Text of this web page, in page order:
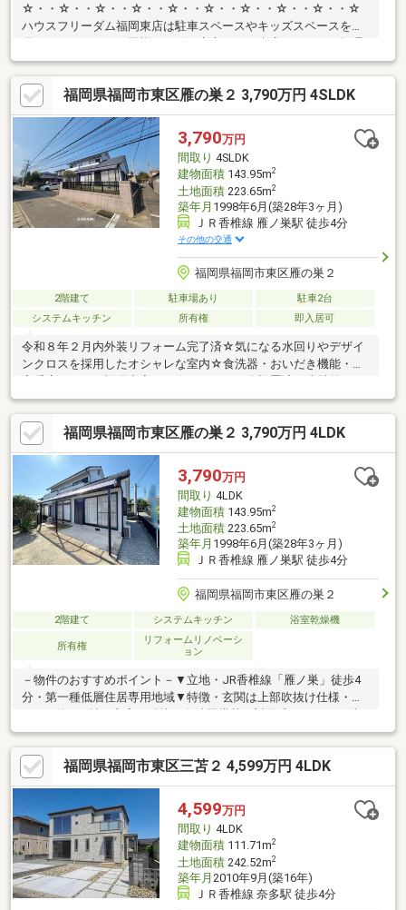
☆・・☆・・☆・・☆・・☆・・☆・・☆・・☆・・☆・・☆
ハウスフリーダム福岡東店は駐車スペースやキッズスペースを完
土日祝はおうち探しフェア開催中！要望等が固まっていない方も
是非ご来店ください！家づくりの説明や注文住宅、リフォームに
関しても予算を含めてわかりやすくご説明させていただきます。
SUUMOからのご予約後、来店時に簡単なアンケート記入で、
Amazonギフト1000円分贈呈♪また来店されたお客様全員にお菓子
詰め放題プレゼント♪☆・・☆・・☆・・☆・・☆・・☆・・
☆・・☆・・☆・・☆
福岡県福岡市東区雁の巣２ 3,790万円 4SLDK
3,790万円
間取り 4SLDK
建物面積143.95m2
土地面積223.65m2
築年月 1998年6月(築28年3ヶ月)
ＪＲ香椎線 雁ノ巣駅 徒歩4分
その他の交通
福岡県福岡市東区雁の巣２
2階建て 駐車場あり
駐車2台
システムキッチン
所有権 即入居可
令和８年２月内外装リフォーム完了済☆気になる水回りやデザイ
ンクロスを採用したオシャレな室内☆食洗器・おいだき機能・浴
坪！建物約１４３平米！広い敷地と、広い住宅は要CHECKです♪
お庭スペースもあるので、ペットとの時間♪子供との時間♪奥様旦
那様の趣味の時間♪など利用用途様々☆玄関は広い吹き抜けにな
っており開放的な空間となっております！住宅ローンのご相談も
承っております♪地元の会社だからこそお客様に寄り添って誠心誠
意ご対応させていただきます♪お気軽にお問い合わせください☆
福岡県福岡市東区雁の巣２ 3,790万円 4LDK
3,790万円
間取り 4LDK
建物面積143.95m2
土地面積223.65m2
築年月 1998年6月(築28年3ヶ月)
ＪＲ香椎線 雁ノ巣駅 徒歩4分
福岡県福岡市東区雁の巣２
2階建て システムキッチン 浴室乾燥機
所有権
リフォームリノベーシ
ョン
－物件のおすすめポイント－▼立地・JR香椎線「雁ノ巣」徒歩4
分・第一種低層住居専用地域▼特徴・玄関は上部吹抜け仕様・
面室は2WAY、家事・生活動線良好・2ドア設計の洋室約12.5帖、
小屋裏収納付・駐車2台可能(車種による)▼2026年2月内外装リフ
ォーム済【交換】キッチン、浴室、トイレ、洗面化粧台 等【貼
替】クロス、フロアタイル、畳表替 等【その他】外壁塗装、防蟻
工事(しろあり5年保証)■ ご希望の住まい探しをお手伝いします
━━━━━・・・物件の詳細・ご相談はお気軽にお問い合わせく
ださい。
福岡県福岡市東区三苫２ 4,599万円 4LDK
4,599万円
間取り 4LDK
建物面積111.71m2
土地面積242.52m2
築年月 2010年9月(築16年)
ＪＲ香椎線 奈多駅 徒歩4分